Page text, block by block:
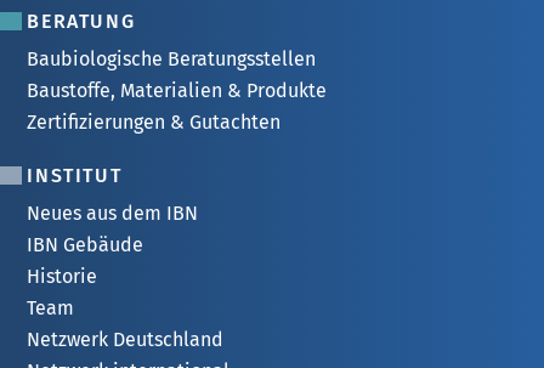
BERATUNG
Baubiologische Beratungsstellen
Baustoffe, Materialien & Produkte
Zertifizierungen & Gutachten
INSTITUT
Neues aus dem IBN
IBN Gebäude
Historie
Team
Netzwerk Deutschland